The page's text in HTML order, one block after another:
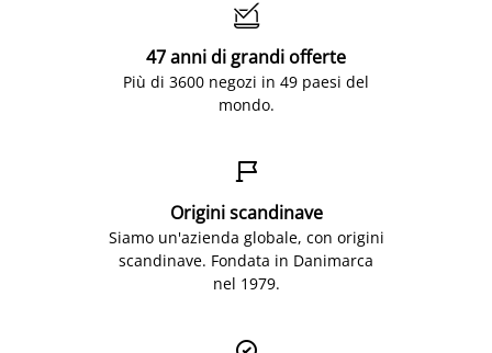

47 anni di grandi offerte
Più di 3600 negozi in 49 paesi del
mondo.

Origini scandinave
Siamo un'azienda globale, con origini
scandinave. Fondata in Danimarca
nel 1979.